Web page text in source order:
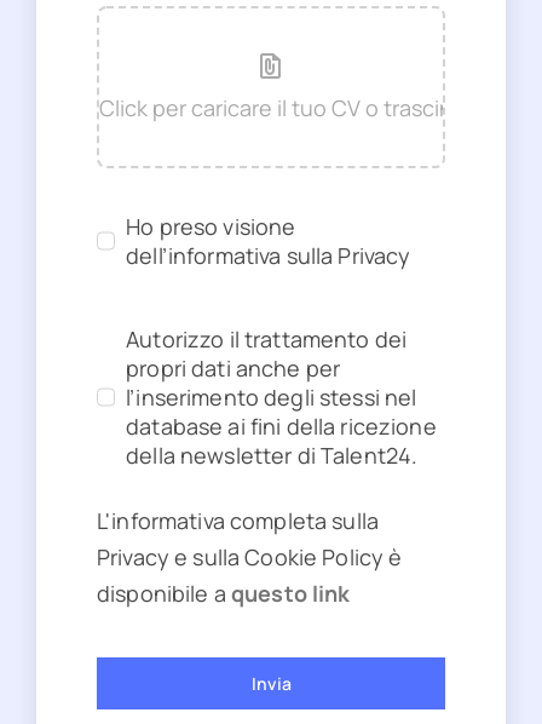
Ho preso visione
dell’informativa sulla Privacy
Autorizzo il trattamento dei
propri dati anche per
l’inserimento degli stessi nel
database ai fini della ricezione
della newsletter di Talent24.
L'informativa completa sulla
Privacy e sulla Cookie Policy è
disponibile aquesto link
Invia